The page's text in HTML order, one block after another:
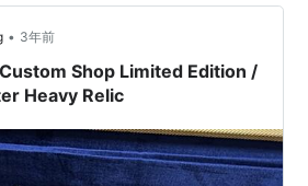
ど、あれを買ったからなぁヽ(´o
…
• 3年前
Custom Shop Limited Edition /
Heavy Relic